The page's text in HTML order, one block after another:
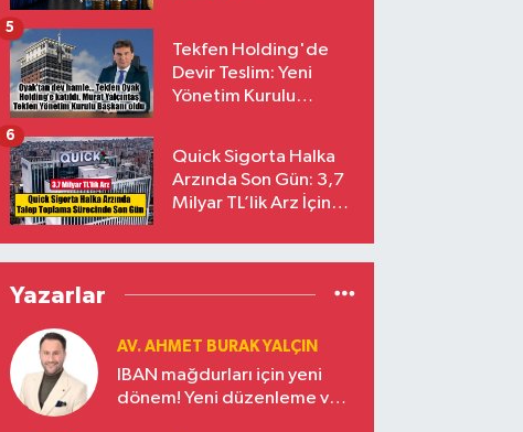
Tekfen Holding'de
Devir Teslim: Yeni
Yönetim Kurulu
5
Quick Sigorta Halka
Arzında Son Gün: 3,7
Milyar TL’lik Arz İçin
Eriyor
6
Yazarlar
AV. AHMET BURAK YALÇIN
IBAN mağdurları için yeni
dönem! Yeni düzenleme ve